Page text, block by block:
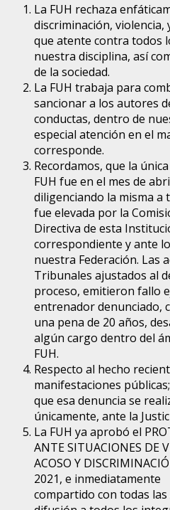
La FUH rechaza
discriminación, violencia,
que atente contra todos
nuestra disciplina, así
de la sociedad.
La FUH trabaja para
sancionar a los autores
conductas, dentro de
especial atención en el
corresponde.
Recordamos, que la
FUH fue en el mes de
diligenciando la misma a
fue elevada por la
Directiva de esta
correspondiente y ante
nuestra Federación. Las
Tribunales ajustados al
proceso, emitieron fallo
entrenador denunciado,
una pena de 20 años,
algún cargo dentro del
FUH.
Respecto al hecho
manifestaciones
que esa denuncia se
únicamente, ante la
La FUH ya aprobó el
ANTE SITUACIONES DE
ACOSO Y
2021, e inmediatamente
compartido con todas